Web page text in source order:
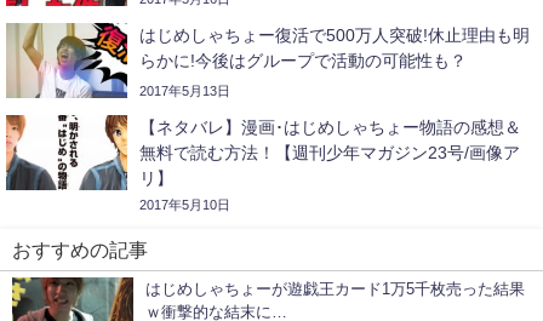
はじめしゃちょー復活で500万人突破!休止理由も明
らかに!今後はグループで活動の可能性も？
2017年5月13日
【ネタバレ】漫画･はじめしゃちょー物語の感想＆
無料で読む方法！【週刊少年マガジン23号/画像ア
リ】
2017年5月10日
おすすめの記事
はじめしゃちょーが遊戯王カード1万5千枚売った結果
ｗ衝撃的な結末に…